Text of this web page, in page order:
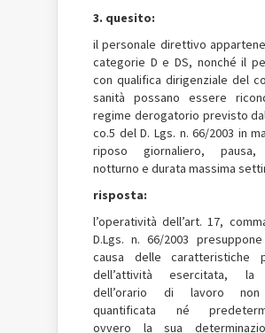
3. quesito:
il personale direttivo
categorie D e DS, nonché il
con qualifica dirigenziale del
sanità possano essere
regime derogatorio previsto
co.5 del D. Lgs. n. 66/2003 in
riposo giornaliero, pausa,
notturno e durata massima
risposta:
l’operatività dell’art. 17,
D.Lgs. n. 66/2003
causa delle caratteristiche
dell’attività esercitata, la
dell’orario di lavoro
quantificata né
ovvero la sua